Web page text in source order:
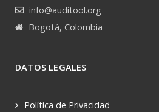
info@auditool.org
Bogotá, Colombia
DATOS LEGALES
Política de Privacidad